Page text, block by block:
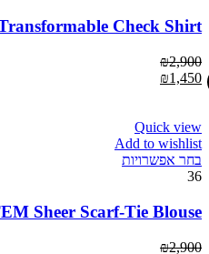
Check Shirt
₪2,900
₪1,450
Quick view
Add to wishlist
בחר אפשרויות
36
Sheer Scarf-Tie Blouse
₪2,900